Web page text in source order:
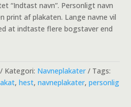
“Indtast navn”. Personligt navn
print af plakaten. Lange navne vil
at indtaste flere bogstaver end
Kategori: Navneplakater
Tags:
,hest,navneplakater,personlig